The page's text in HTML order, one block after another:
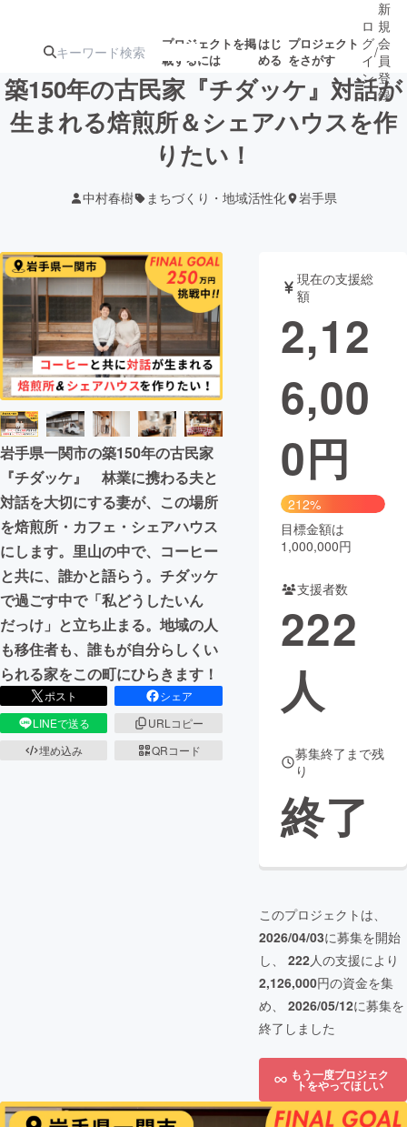
プロジェクトを掲
載するには
はじ
める
プロジェクト
をさがす
注目の新着プロ 募集終了が近いプ
テクノロジー・ガジェット
映像・映画 書籍・雑誌
ビジネス・起業 チャレンジ
まちづくり・地域活性化
CAMPFIRE for Social Good
CAMPFIRE Creation
CAMPFIREふるさと納税machi-ya コミュニティ
ロ
グ
イ
ン
/
新
規
会
員
登
録
築150年の古民家『チダッケ』対話が
生まれる焙煎所＆シェアハウスを作
りたい！
中村春樹 まちづくり・地域活性化 岩手県
岩手県一関市の築150年の古民家
『チダッケ』 林業に携わる夫と
対話を大切にする妻が、この場所
を焙煎所・カフェ・シェアハウス
にします。里山の中で、コーヒー
と共に、誰かと語らう。チダッケ
で過ごす中で「私どうしたいん
だっけ」と立ち止まる。地域の人
も移住者も、誰もが自分らしくい
られる家をこの町にひらきます！
ポスト
シェア
LINEで送る
URLコピー
埋め込み
QRコード
現在の支援総
額
2,12
6,00
0円
212%
目標金額は
1,000,000円
支援者数
222
人
募集終了まで残
り
終了
このプロジェクトは、
2026/04/03に募集を開始
し、 222人の支援により
2,126,000円の資金を集
め、 2026/05/12に募集を
終了しました
もう一度プロジェク
トをやってほしい